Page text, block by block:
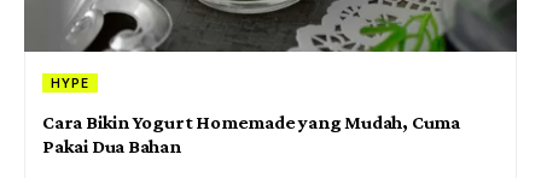
HYPE
Cara Bikin Yogurt Homemade yang Mudah, Cuma
Pakai Dua Bahan